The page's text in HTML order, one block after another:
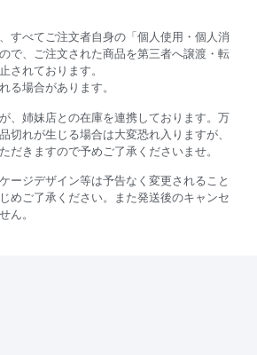
すべてご注文者自身の「個人使用・個人消
で、ご注文された商品を第三者へ譲渡・転
されております。
る場合があります。
、姉妹店との在庫を連携しております。万
切れが生じる場合は大変恐れ入りますが、
だきますので予めご了承くださいませ。
ージデザイン等は予告なく変更されること
めご了承ください。また発送後のキャンセ
ん。